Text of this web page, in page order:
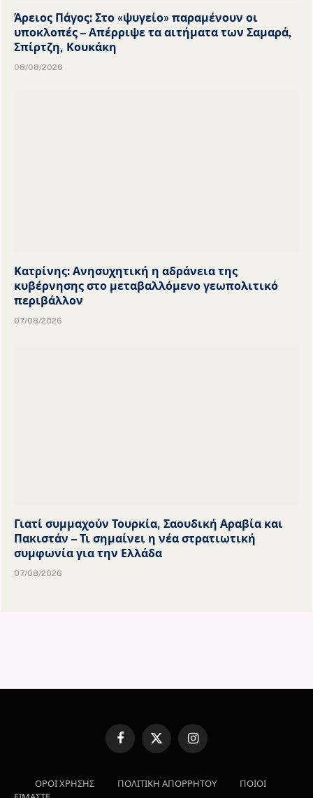
Άρειος Πάγος: Στο «ψυγείο» παραμένουν οι
υποκλοπές – Απέρριψε τα αιτήματα των Σαμαρά,
Σπίρτζη, Κουκάκη
08/08/2026
Κατρίνης: Ανησυχητική η αδράνεια της
κυβέρνησης στο μεταβαλλόμενο γεωπολιτικό
περιβάλλον
07/08/2026
Γιατί συμμαχούν Τουρκία, Σαουδική Αραβία και
Πακιστάν – Τι σημαίνει η νέα στρατιωτική
συμφωνία για την Ελλάδα
07/08/2026
Facebook
X
Instagram
ΟΡΟΙ ΧΡΗΣΗΣ ΠΟΛΙΤΙΚΗ ΑΠΟΡΡΗΤΟΥ
ΠΟΙΟΙ